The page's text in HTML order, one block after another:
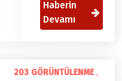
Haberin
Devamı
203 GÖRÜNTÜLENME,